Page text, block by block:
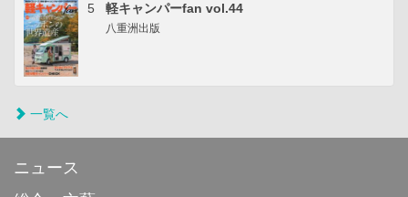
5 軽キャンパーfan vol.44
八重洲出版
一覧へ
ニュース